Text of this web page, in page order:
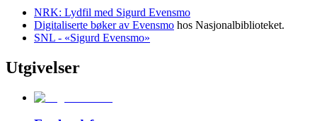
NRK: Lydfil med Sigurd Evensmo
Digitaliserte bøker av Evensmo hos Nasjonalbiblioteket.
SNL - «Sigurd Evensmo»
Utgivelser